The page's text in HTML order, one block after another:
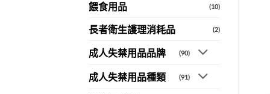
餵食用品 (10)
長者衛生護理消耗品 (2)
成人失禁用品品牌 (90)
成人失禁用品種類 (91)